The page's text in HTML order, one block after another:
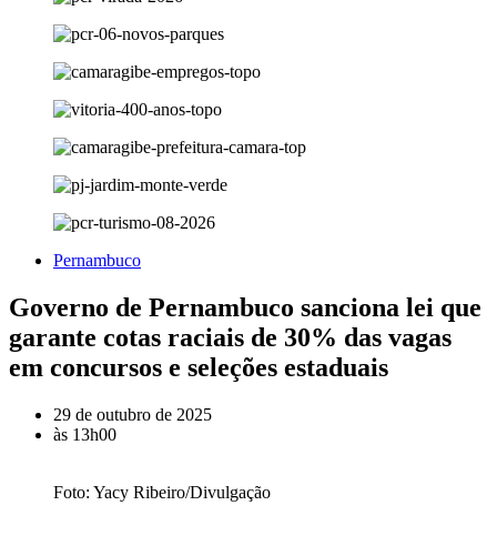
Pernambuco
Governo de Pernambuco sanciona lei que
garante cotas raciais de 30% das vagas
em concursos e seleções estaduais
29 de outubro de 2025
às 13h00
Foto: Yacy Ribeiro/Divulgação